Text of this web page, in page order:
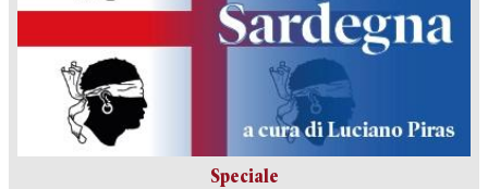
Speciale